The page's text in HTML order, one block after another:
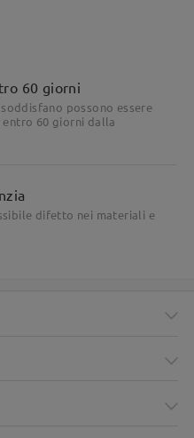
60 giorni
possono essere
60 giorni dalla
difetto nei materiali e